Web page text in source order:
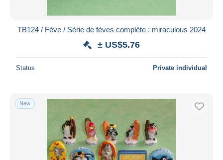
TB124 / Fève / Série de fèves complète : miraculous 2024
± US$5.76
Status Private individual
New